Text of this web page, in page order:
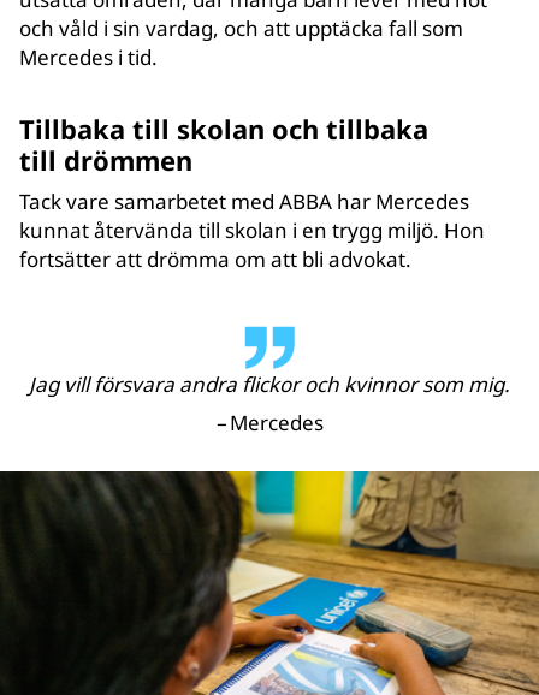
och våld i sin vardag, och att upptäcka fall som
Mercedes i tid.
Tillbaka till skolan och tillbaka
till drömmen
Tack vare samarbetet med ABBA har Mercedes
kunnat återvända till skolan i en trygg miljö. Hon
fortsätter att drömma om att bli advokat.
Jag vill försvara andra flickor och kvinnor som mig.
–Mercedes